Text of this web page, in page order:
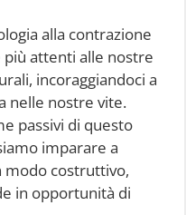
alla contrazione
attenti alle nostre
incoraggiandoci a
nelle nostre vite.
passivi di questo
imparare a
modo costruttivo,
in opportunità di